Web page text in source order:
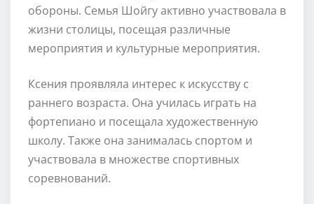
обороны. Семья Шойгу активно участвовала в
жизни столицы, посещая различные
мероприятия и культурные мероприятия.
Ксения проявляла интерес к искусству с
раннего возраста. Она училась играть на
фортепиано и посещала художественную
школу. Также она занималась спортом и
участвовала в множестве спортивных
соревнований.